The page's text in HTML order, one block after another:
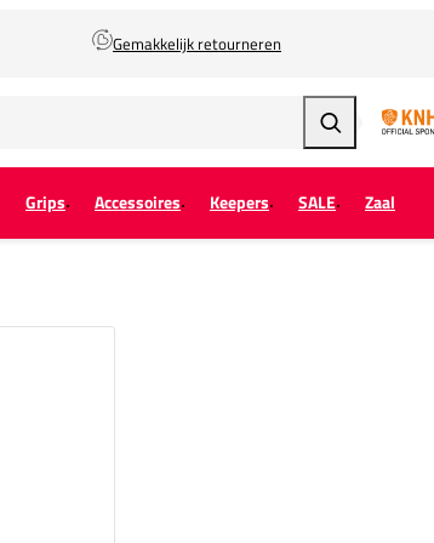
Gemakkelijk retourneren
Zoeken
Grips Accessoires Keepers SALE Zaal